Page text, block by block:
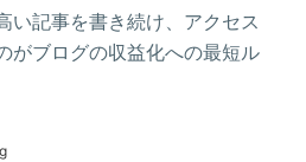
い記事を書き続け、アクセス
がブログの収益化への最短ル